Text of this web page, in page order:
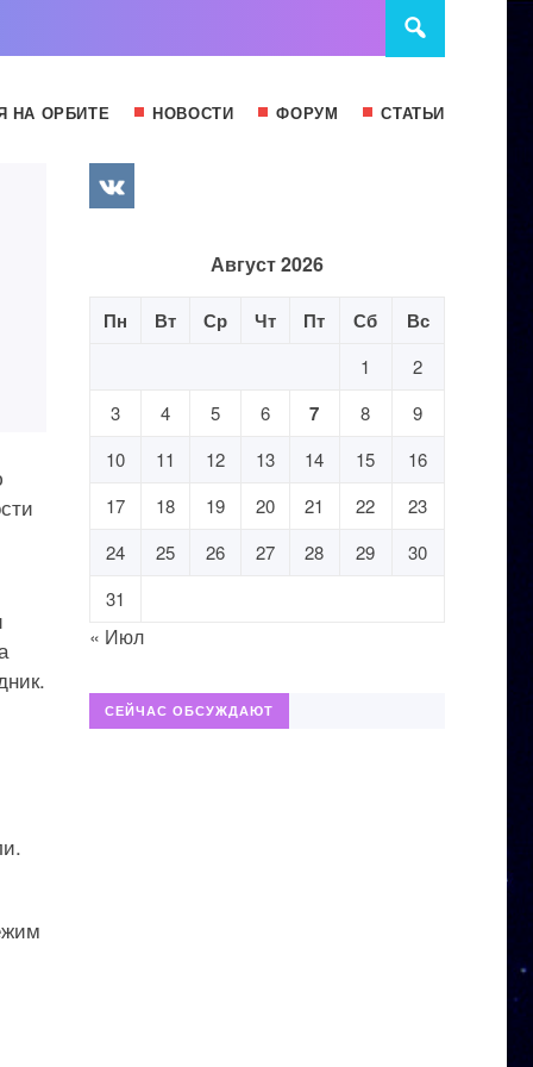
НА ОРБИТЕ НОВОСТИ ФОРУМ СТАТЬИ
Август 2026
Пн Вт Ср Чт Пт Сб Вс
1
2
3
4 5 6 7 8
9
10
11 12 13 14 15
16
17
18 19 20 21 22
23
24
25 26 27 28 29
30
31
« Июл
СЕЙЧАС ОБСУЖДАЮТ